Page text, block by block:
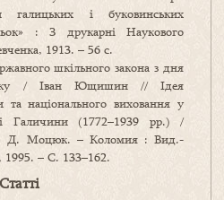
галицьких і буковинських
: З друкарні Наукового
1913. – 56 с.
шкільного закона з дня
/ Іван Ющишин // Ідея
та національного виховання у
Галичини (1772–1939 рр.) /
Д. Моцюк. – Коломия : Вид.-
1995. – С. 133–162.
Статті